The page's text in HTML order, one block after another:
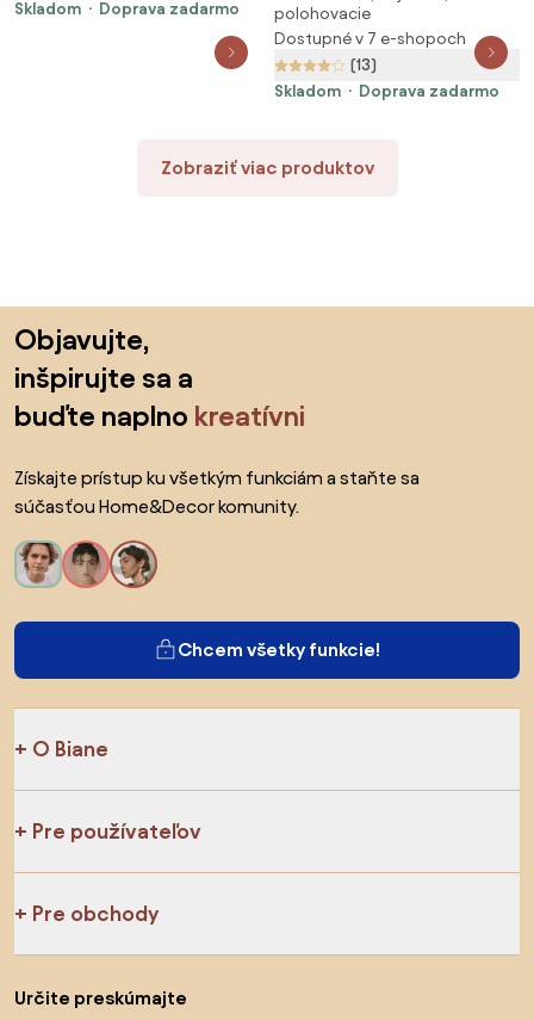
Skladom
Doprava zadarmo
sivá SongmicsHome
polohovacie
Dostupné v 7 e-shopoch
(13)
Skladom
Doprava zadarmo
Zobraziť viac produktov
Objavujte,
inšpirujte sa a
buďte naplno kreatívni
Získajte prístup ku všetkým funkciám a staňte sa
súčasťou Home&Decor komunity.
Chcem všetky funkcie!
O Biane
Pre používateľov
Pre obchody
Určite preskúmajte